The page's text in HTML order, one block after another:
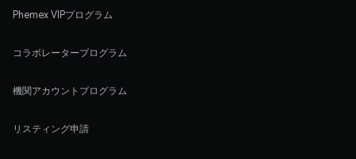
Phemex VIPプログラム
コラボレータープログラム
機関アカウントプログラム
リスティング申請